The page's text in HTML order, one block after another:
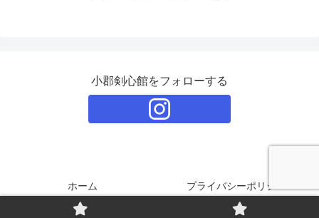
小郡剣心館をフォローする
ホーム プライバシーポリシー
© 2026 小郡剣心館 All Rights Reserved.